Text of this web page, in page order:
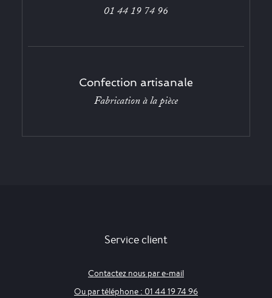
01 44 19 74 96
Confection artisanale
Fabrication à la pièce
Service client
Contactez nous par e-mail
Ou par téléphone : 01 44 19 74 96